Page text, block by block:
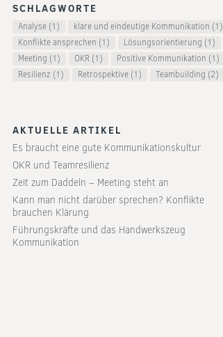
SCHLAGWORTE
Analyse(1) klare und eindeutige Kommunikation (1)
Konflikte ansprechen (1) Lösungsorientierung (1)
Meeting (1) OKR(1) Positive Kommunikation (1)
Resilienz (1) Retrospektive(1) Teambuilding (2)
AKTUELLE ARTIKEL
Es braucht eine gute Kommunikationskultur
OKR und Teamresilienz
Zeit zum Daddeln – Meeting steht an
Kann man nicht darüber sprechen? Konflikte
brauchen Klärung
Führungskräfte und das Handwerkszeug
Kommunikation